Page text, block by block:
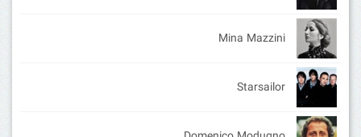
Mina Mazzini
Starsailor